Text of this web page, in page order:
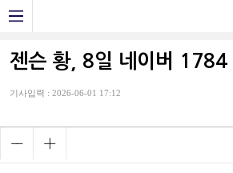
젠슨 황, 8일 네이버
기사입력 : 2026-06-01 17:12